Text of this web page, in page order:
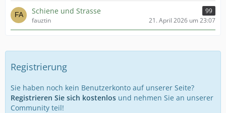
Schiene und Strasse
99
fauztin
21. April 2026 um 23:07
Registrierung
Sie haben noch kein Benutzerkonto auf unserer Seite?
Registrieren Sie sich kostenlos und nehmen Sie an unserer
Community teil!